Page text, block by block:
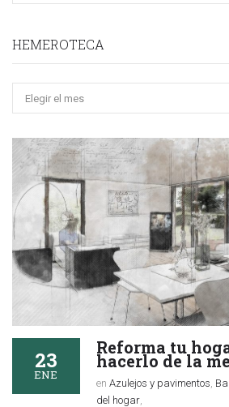
HEMEROTECA
23
ENE
Reforma tu
hacerlo de la
en Azulejos y pavimentos
del hogar,